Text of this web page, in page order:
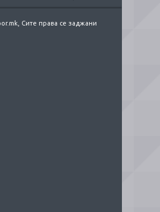
Сите права се заджани